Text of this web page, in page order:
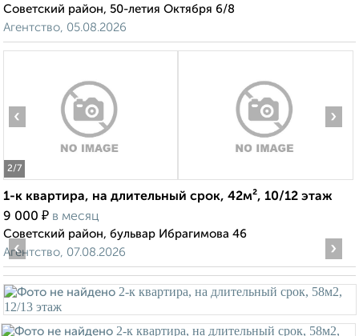
Советский район, 50-летия Октября 6/8
Агентство, 05.08.2026
2/7
‹ ›
1-к квартира, на длительный срок, 42м², 10/12 этаж
9 000 ₽ в месяц
Советский район, бульвар Ибрагимова 46
Агентство, 07.08.2026
‹ ›